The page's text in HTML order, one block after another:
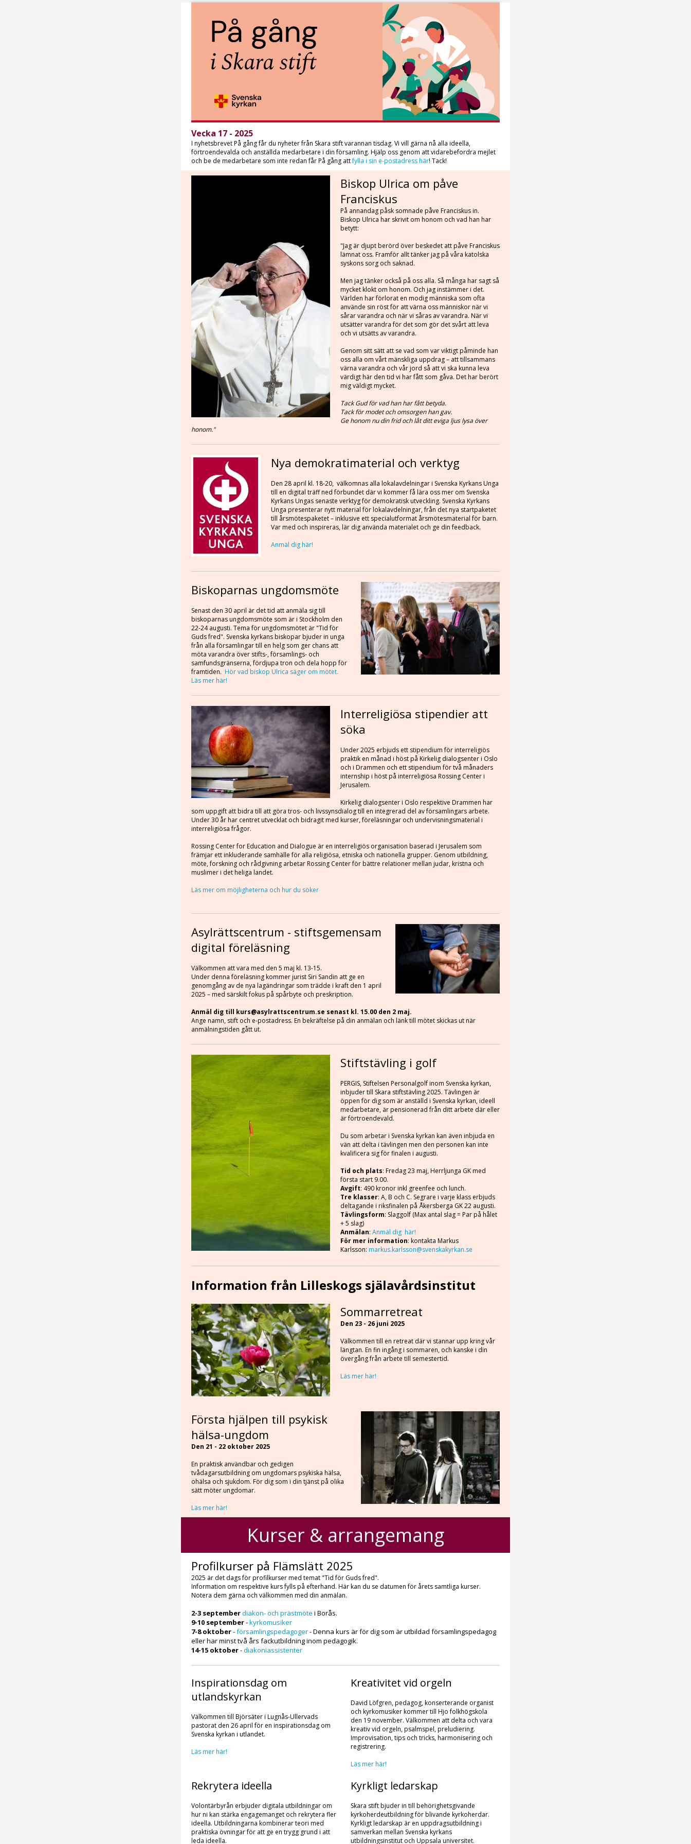
Vecka 17 - 2025
I nyhetsbrevet På gång får du nyheter från Skara stift varannan tisdag. Vi vill gärna nå alla ideella,
förtroendevalda och anställda medarbetare i din församling. Hjälp oss genom att vidarebefordra mejlet
och be de medarbetare som inte redan får På gång attfylla i sin e-postadress här! Tack!
Biskop Ulrica om påve
Franciskus
På annandag påsk somnade påve Franciskus in.
Biskop Ulrica har skrivit om honom och vad han har
betytt:
"Jag är djupt berörd över beskedet att påve Franciskus
lämnat oss. Framför allt tänker jag på våra katolska
syskons sorg och saknad.
Men jag tänker också på oss alla. Så många har sagt så
mycket klokt om honom. Och jag instämmer i det.
Världen har förlorat en modig människa som ofta
använde sin röst för att värna oss människor när vi
sårar varandra och när vi såras av varandra. När vi
utsätter varandra för det som gör det svårt att leva
och vi utsätts av varandra.
Genom sitt sätt att se vad som var viktigt påminde han
oss alla om vårt mänskliga uppdrag – att tillsammans
värna varandra och vår jord så att vi ska kunna leva
värdigt här den tid vi har fått som gåva. Det har berört
mig väldigt mycket.
Tack Gud för vad han har fått betyda.
Tack för modet och omsorgen han gav.
Ge honom nu din frid och låt ditt eviga ljus lysa över
honom."
Nya demokratimaterial och verktyg
Den 28 april kl. 18-20, välkomnas alla lokalavdelningar i Svenska Kyrkans Unga
till en digital träff ned förbundet där vi kommer få lära oss mer om Svenska
Kyrkans Ungas senaste verktyg för demokratisk utveckling. Svenska Kyrkans
Unga presenterar nytt material för lokalavdelningar, från det nya startpaketet
till årsmötespaketet – inklusive ett specialutformat årsmötesmaterial för barn.
Var med och inspireras, lär dig använda materialet och ge din feedback.
Anmäl dig här!
Biskoparnas ungdomsmöte
Senast den 30 april är det tid att anmäla sig till
biskoparnas ungdomsmöte som är i Stockholm den
22-24 augusti. Tema för ungdomsmötet är "Tid för
Guds fred". Svenska kyrkans biskopar bjuder in unga
från alla församlingar till en helg som ger chans att
möta varandra över stifts-, församlings- och
samfundsgränserna, fördjupa tron och dela hopp för
framtiden. Hör vad biskop Ulrica säger om mötet.
Läs mer här!
Interreligiösa stipendier att
söka
Under 2025 erbjuds ett stipendium för interreligiös
praktik en månad i höst på Kirkelig dialogsenter i Oslo
och i Drammen och ett stipendium för två månaders
internship i höst på interreligiösa Rossing Center i
Jerusalem.
Kirkelig dialogsenter i Oslo respektive Drammen har
som uppgift att bidra till att göra tros- och livssynsdialog till en integrerad del av församlingars arbete.
Under 30 år har centret utvecklat och bidragit med kurser, föreläsningar och undervisningsmaterial i
interreligiösa frågor.
Rossing Center for Education and Dialogue är en interreligiös organisation baserad i Jerusalem som
främjar ett inkluderande samhälle för alla religiösa, etniska och nationella grupper. Genom utbildning,
möte, forskning och rådgivning arbetar Rossing Center för bättre relationer mellan judar, kristna och
muslimer i det heliga landet.
Läs mer om möjligheterna och hur du söker
Asylrättscentrum - stiftsgemensam
digital föreläsning
Välkommen att vara med den 5 maj kl. 13-15.
Under denna föreläsning kommer jurist Siri Sandin att ge en
genomgång av de nya lagändringar som trädde i kraft den 1 april
2025 – med särskilt fokus på spårbyte och preskription.
Anmäl dig till kurs@asylrattscentrum.se senast kl. 15.00 den 2 maj.
Ange namn, stift och e-postadress. En bekräftelse på din anmälan och länk till mötet skickas ut när
anmälningstiden gått ut.
Stiftstävling i golf
PERGIS, Stiftelsen Personalgolf inom Svenska kyrkan,
inbjuder till Skara stiftstävling 2025. Tävlingen är
öppen för dig som är anställd i Svenska kyrkan, ideell
medarbetare, är pensionerad från ditt arbete där eller
är förtroendevald.
Du som arbetar i Svenska kyrkan kan även inbjuda en
vän att delta i tävlingen men den personen kan inte
kvalificera sig för finalen i augusti.
Tid och plats: Fredag 23 maj, Herrljunga GK med
första start 9.00.
Avgift: 490 kronor inkl greenfee och lunch.
Tre klasser: A, B och C. Segrare i varje klass erbjuds
deltagande i riksfinalen på Åkersberga GK 22 augusti.
Tävlingsform: Slaggolf (Max antal slag = Par på hålet
+ 5 slag)
Anmälan: Anmäl dig här!
För mer information: kontakta Markus
Karlsson: markus.karlsson@svenskakyrkan.se
Information från Lilleskogs själavårdsinstitut
Sommarretreat
Den 23 - 26 juni 2025
Välkommen till en retreat där vi stannar upp kring vår
längtan. En fin ingång i sommaren, och kanske i din
övergång från arbete till semestertid.
Läs mer här!
Första hjälpen till psykisk
hälsa-ungdom
Den 21 - 22 oktober 2025
En praktisk användbar och gedigen
tvådagarsutbildning om ungdomars psykiska hälsa,
ohälsa och sjukdom. För dig som i din tjänst på olika
sätt möter ungdomar.
Läs mer här!
Kurser & arrangemang
Profilkurser på Flämslätt 2025
2025 är det dags för profilkurser med temat "Tid för Guds fred".
Information om respektive kurs fylls på efterhand. Här kan du se datumen för årets samtliga kurser.
Notera dem gärna och välkommen med din anmälan.
2-3 septemberdiakon- och prästmöte i Borås.
9-10 september-kyrkomusiker
7-8 oktober-församlingspedagoger- Denna kurs är för dig som är utbildad församlingspedagog
eller har minst två års fackutbildning inom pedagogik.
14-15 oktober-diakoniassistenter
Inspirationsdag om
utlandskyrkan
Välkommen till Björsäter i Lugnås-Ullervads
pastorat den 26 april för en inspirationsdag om
Svenska kyrkan i utlandet.
Läs mer här!
Kreativitet vid orgeln
David Löfgren, pedagog, konserterande organist
och kyrkomusiker kommer till Hjo folkhögskola
den 19 november. Välkommen att delta och vara
kreativ vid orgeln, psalmspel, preludiering.
Improvisation, tips och tricks, harmonisering och
registrering.
Läs mer här!
Rekrytera ideella
Volontärbyrån erbjuder digitala utbildningar om
hur ni kan stärka engagemanget och rekrytera fler
ideella. Utbildningarna kombinerar teori med
praktiska övningar för att ge en trygg grund i att
leda ideella.
Kyrkligt ledarskap
Skara stift bjuder in till behörighetsgivande
kyrkoherdeutbildning för blivande kyrkoherdar.
Kyrkligt ledarskap är en uppdragsutbildning i
samverkan mellan Svenska kyrkans
utbildningsinstitut och Uppsala universitet.